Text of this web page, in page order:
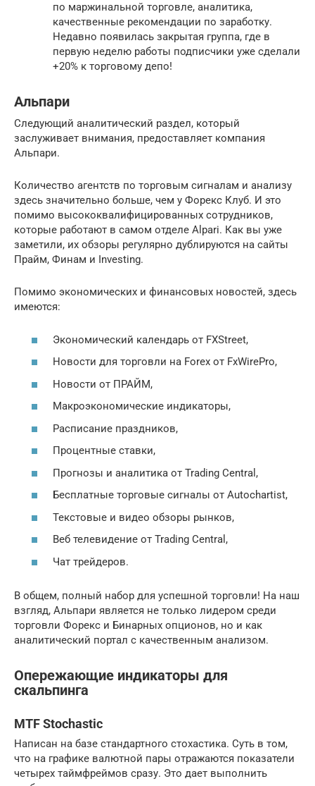
по маржинальной торговле, аналитика,
качественные рекомендации по заработку.
Недавно появилась закрытая группа, где в
первую неделю работы подписчики уже сделали
+20% к торговому депо!
Альпари
Следующий аналитический раздел, который
заслуживает внимания, предоставляет компания
Альпари.
Количество агентств по торговым сигналам и анализу
здесь значительно больше, чем у Форекс Клуб. И это
помимо высококвалифицированных сотрудников,
которые работают в самом отделе Alpari. Как вы уже
заметили, их обзоры регулярно дублируются на сайты
Прайм, Финам и Investing.
Помимо экономических и финансовых новостей, здесь
имеются:
Экономический календарь от FXStreet,
Новости для торговли на Forex от FxWirePro,
Новости от ПРАЙМ,
Макроэкономические индикаторы,
Расписание праздников,
Процентные ставки,
Прогнозы и аналитика от Trading Central,
Бесплатные торговые сигналы от Autochartist,
Текстовые и видео обзоры рынков,
Веб телевидение от Trading Central,
Чат трейдеров.
В общем, полный набор для успешной торговли! На наш
взгляд, Альпари является не только лидером среди
торговли Форекс и Бинарных опционов, но и как
аналитический портал с качественным анализом.
Опережающие индикаторы для
скальпинга
MTF Stochastic
Написан на базе стандартного стохастика. Суть в том,
что на графике валютной пары отражаются показатели
четырех таймфреймов сразу. Это дает выполнить